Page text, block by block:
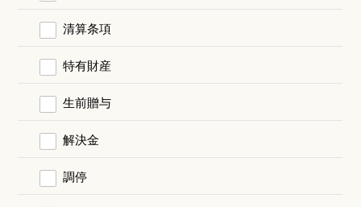
清算条項
特有財産
生前贈与
解決金
調停